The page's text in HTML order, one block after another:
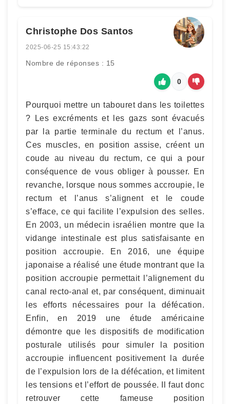
Christophe Dos Santos
2025-06-25 15:43:22
Nombre de réponses : 15
0
Pourquoi mettre un tabouret dans les toilettes
? Les excréments et les gazs sont évacués
par la partie terminale du rectum et l’anus.
Ces muscles, en position assise, créent un
coude au niveau du rectum, ce qui a pour
conséquence de vous obliger à pousser. En
revanche, lorsque nous sommes accroupie, le
rectum et l’anus s’alignent et le coude
s’efface, ce qui facilite l’expulsion des selles.
En 2003, un médecin israélien montre que la
vidange intestinale est plus satisfaisante en
position accroupie. En 2016, une équipe
japonaise a réalisé une étude montrant que la
position accroupie permettait l’alignement du
canal recto-anal et, par conséquent, diminuait
les efforts nécessaires pour la défécation.
Enfin, en 2019 une étude américaine
démontre que les dispositifs de modification
posturale utilisés pour simuler la position
accroupie influencent positivement la durée
de l’expulsion lors de la défécation, et limitent
les tensions et l’effort de poussée. Il faut donc
retrouver cette fameuse position